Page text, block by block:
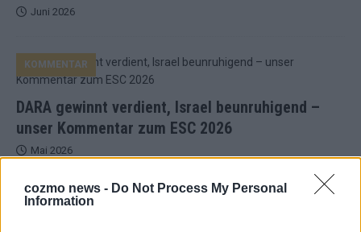
cozmo news - Do Not Process My Personal
Information
Juni 2026
DARA gewinnt verdient, Israel beunruhigend –
unser Kommentar zum ESC 2026
KOMMENTAR
Mai 2026
KOMMENTAR